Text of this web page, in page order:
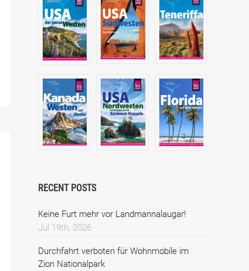
RECENT POSTS
Keine Furt mehr vor Landmannalaugar!
Jul 19th, 2026
Durchfahrt verboten für Wohnmobile im
Zion Nationalpark